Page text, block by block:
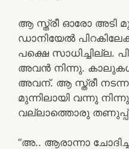
ആ സ്ത്രീ ഓരോ അടി
ഡാനിയേൽ
പക്ഷെ സാധിച്ചില്ല.
അവൻ നിന്നു. കാലുകൾ
അവന്. ആ സ്ത്രീ
മുന്നിലായി വന്നു
വല്ലാത്തൊരു തണുപ്പ്
“അ.. ആരാന്നാ